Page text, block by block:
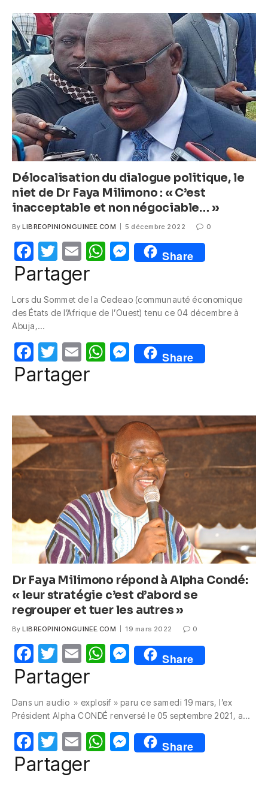
b
o
o
k
A
p
p
n
g
er
Délocalisation du dialogue politique, le
niet de Dr Faya Milimono : « C’est
inacceptable et non négociable… »
By LIBREOPINIONGUINEE.COM 5 décembre 2022 0
F
a
e
b
o
o
k
T
w
itt
er
E
m
W
s
p
p
M
e
e
g
er
Share
Partager
Lors du Sommet de la Cedeao (communauté économique
des États de l’Afrique de l’Ouest) tenu ce 04 décembre à
Abuja,…
F
a
e
b
o
o
k
T
w
itt
er
E
m
W
s
A
p
p
M
e
e
n
g
er
Share
Partager
Dr Faya Milimono répond à Alpha Condé:
« leur stratégie c’est d’abord se
regrouper et tuer les autres »
By LIBREOPINIONGUINEE.COM 19 mars 2022 0
F
a
e
b
o
o
T
w
itt
er
E
m
W
s
A
p
M
e
e
n
g
Share
Partager
Dans un audio » explosif » paru ce samedi 19 mars, l’ex
Président Alpha CONDÉ renversé le 05 septembre 2021, a…
F
a
T
w
itt
E
m
W M
e
Share
Partager